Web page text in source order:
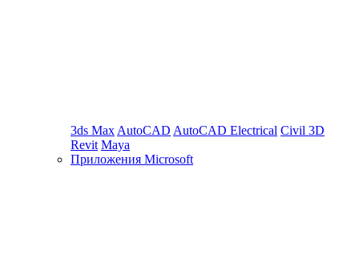
3ds Max AutoCAD AutoCAD Electrical Civil 3D
Revit Maya
Приложения Microsoft